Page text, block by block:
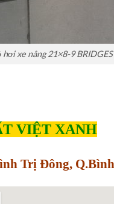
hơi xe nâng 21×8-9
VIỆT XANH
Trị Đông,